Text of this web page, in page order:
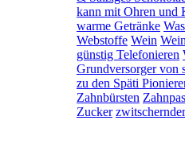
kann mit Ohren und
warme Getränke
Webstoffe Wein
günstig Telefonieren
Grundversorger von
zu den Späti
Zahnbürsten
Zucker